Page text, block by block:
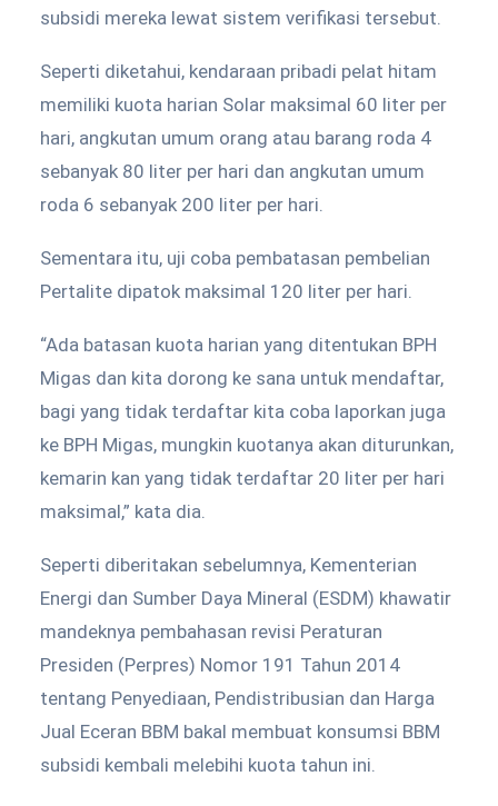
subsidi mereka lewat sistem verifikasi tersebut.
Seperti diketahui, kendaraan pribadi pelat hitam
memiliki kuota harian Solar maksimal 60 liter per
hari, angkutan umum orang atau barang roda 4
sebanyak 80 liter per hari dan angkutan umum
roda 6 sebanyak 200 liter per hari.
Sementara itu, uji coba pembatasan pembelian
Pertalite dipatok maksimal 120 liter per hari.
“Ada batasan kuota harian yang ditentukan BPH
Migas dan kita dorong ke sana untuk mendaftar,
bagi yang tidak terdaftar kita coba laporkan juga
ke BPH Migas, mungkin kuotanya akan diturunkan,
kemarin kan yang tidak terdaftar 20 liter per hari
maksimal,” kata dia.
Seperti diberitakan sebelumnya, Kementerian
Energi dan Sumber Daya Mineral (ESDM) khawatir
mandeknya pembahasan revisi Peraturan
Presiden (Perpres) Nomor 191 Tahun 2014
tentang Penyediaan, Pendistribusian dan Harga
Jual Eceran BBM bakal membuat konsumsi BBM
subsidi kembali melebihi kuota tahun ini.